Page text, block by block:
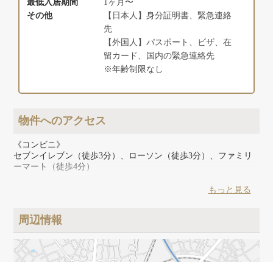
最低入居期間
1ヶ月〜
その他
【日本人】身分証明書、緊急連絡
先
【外国人】パスポート、ビザ、在
留カード、国内の緊急連絡先
※年齢制限なし
物件へのアクセス
《コンビニ》
セブンイレブン（徒歩3分）、ローソン（徒歩3分）、ファミリ
ーマート（徒歩4分）
ココカラファイン’（徒歩4分）、ウエルシア（徒歩15分）、ト
モズ（徒歩17分）、ダイソー（徒歩13分）、郵便局（徒歩3分）
もっと見る
周辺情報